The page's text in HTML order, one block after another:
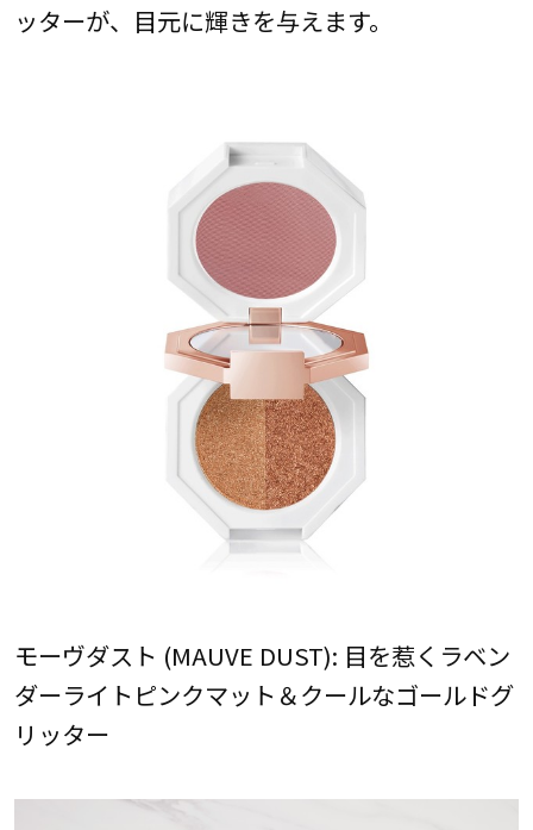
ッターが、目元に輝きを与えます。
モーヴダスト (MAUVE DUST): 目を惹くラベン
ダーライトピンクマット＆クールなゴールドグ
リッター